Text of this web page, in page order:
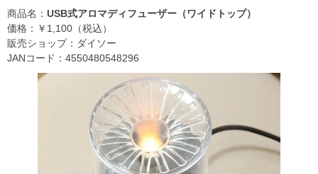
商品名： USB式アロマディフューザー（ワイドトップ）
価格：￥1,100（税込）
販売ショップ：ダイソー
JANコード：4550480548296